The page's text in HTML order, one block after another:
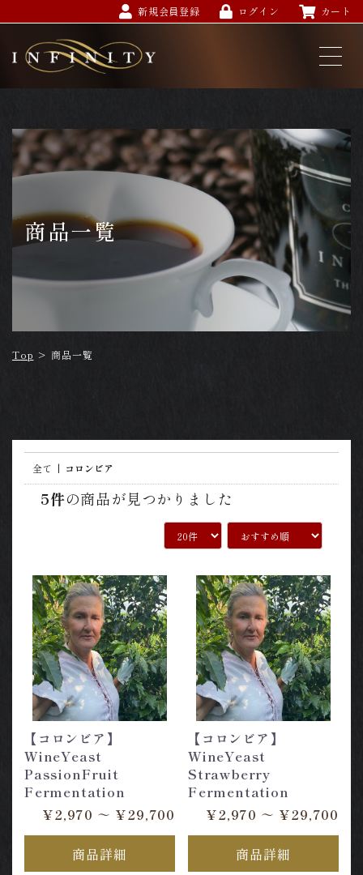
新規会員登録 ログイン カート
商品一覧
Top > 商品一覧
全て | コロンビア
5件の商品が見つかりました
【コロンビア】
WineYeast
PassionFruit
Fermentation
￥2,970 ～ ￥29,700
商品詳細
【コロンビア】
WineYeast
Strawberry
Fermentation
￥2,970 ～ ￥29,700
商品詳細